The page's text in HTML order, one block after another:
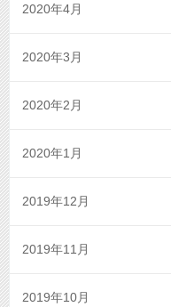
2020年4月
2020年3月
2020年2月
2020年1月
2019年12月
2019年11月
2019年10月